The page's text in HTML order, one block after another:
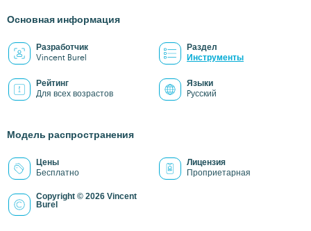
Основная информация
Разработчик
Vincent Burel
Раздел
Инструменты
Рейтинг
Для всех возрастов
Языки
Pусский
Модель распространения
Цены
Бесплатно
Лицензия
Проприетарная
Copyright © 2026 Vincent
Burel